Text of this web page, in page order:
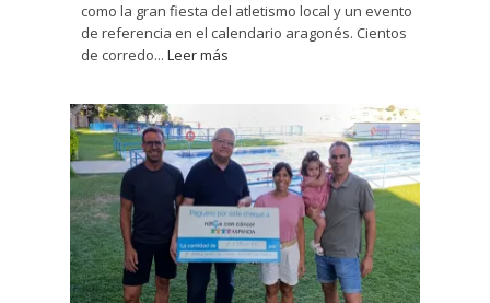
como la gran fiesta del atletismo local y un evento
de referencia en el calendario aragonés. Cientos
de corredo... Leer más